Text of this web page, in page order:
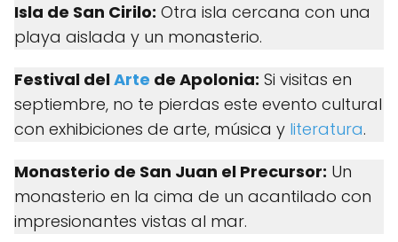
Isla de San Cirilo: Otra isla cercana con una
playa aislada y un monasterio.
Festival delArte de Apolonia: Si visitas en
septiembre, no te pierdas este evento cultural
con exhibiciones de arte, música y literatura.
Monasterio de San Juan el Precursor: Un
monasterio en la cima de un acantilado con
impresionantes vistas al mar.